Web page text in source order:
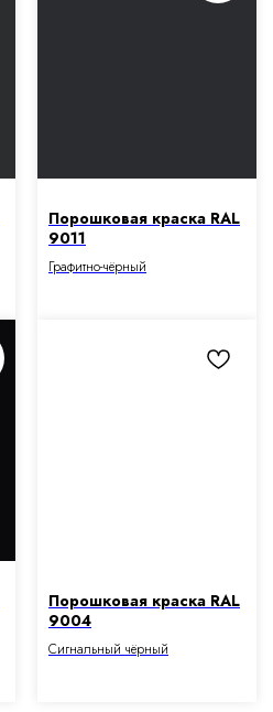
Порошковая краска RAL
9011
Графитно-чёрный
Порошковая краска RAL
9004
Сигнальный чёрный